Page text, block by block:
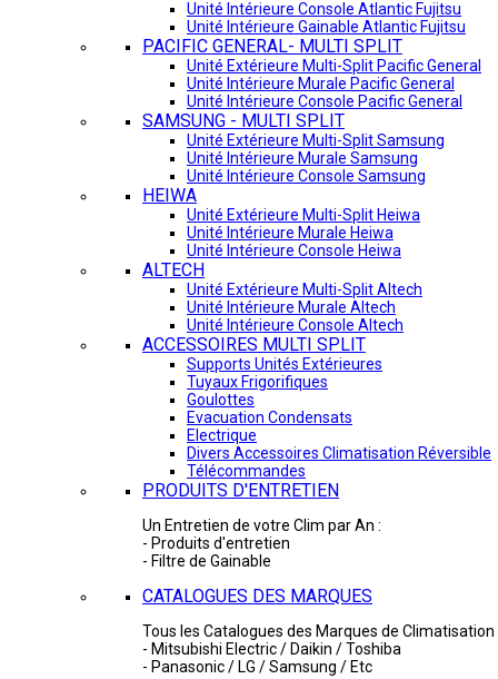
Unité Intérieure Console Atlantic Fujitsu
Unité Intérieure Gainable Atlantic Fujitsu
PACIFIC GENERAL- MULTI SPLIT
Unité Extérieure Multi-Split Pacific General
Unité Intérieure Murale Pacific General
Unité Intérieure Console Pacific General
SAMSUNG - MULTI SPLIT
Unité Extérieure Multi-Split Samsung
Unité Intérieure Murale Samsung
Unité Intérieure Console Samsung
HEIWA
Unité Extérieure Multi-Split Heiwa
Unité Intérieure Murale Heiwa
Unité Intérieure Console Heiwa
ALTECH
Unité Extérieure Multi-Split Altech
Unité Intérieure Murale Altech
Unité Intérieure Console Altech
ACCESSOIRES MULTI SPLIT
Supports Unités Extérieures
Tuyaux Frigorifiques
Goulottes
Evacuation Condensats
Electrique
Divers Accessoires Climatisation Réversible
Télécommandes
PRODUITS D'ENTRETIEN
Un Entretien de votre Clim par An :
- Produits d'entretien
- Filtre de Gainable
CATALOGUES DES MARQUES
Tous les Catalogues des Marques de Climatisation
- Mitsubishi Electric / Daikin / Toshiba
- Panasonic / LG / Samsung / Etc